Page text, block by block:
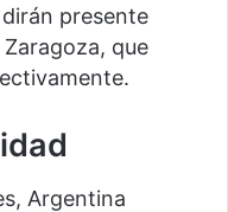
presente
que
Argentina